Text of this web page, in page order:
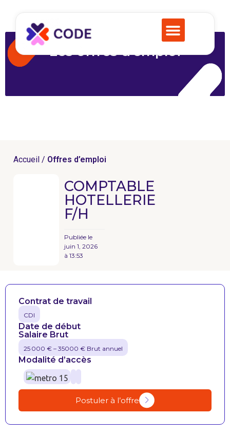
Les offres d’emploi
Accueil / Offres d’emploi
COMPTABLE
HOTELLERIE
F/H
Publiée le
juin 1, 2026
à 13:53
Contrat de travail
CDI
Date de début
Salaire Brut
25 000 € – 35000 € Brut annuel
Modalité d’accès
Postuler à l’offre